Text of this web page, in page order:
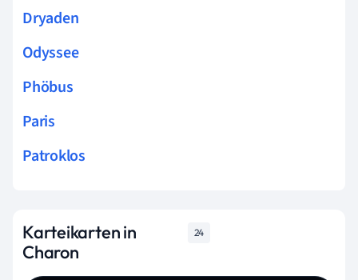
Dryaden
Odyssee
Phöbus
Paris
Patroklos
Karteikarten in
Charon
24